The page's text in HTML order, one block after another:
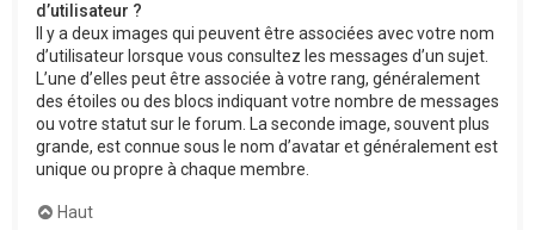
d’utilisateur ?
Il y a deux images qui peuvent être associées avec votre nom
d’utilisateur lorsque vous consultez les messages d’un sujet.
L’une d’elles peut être associée à votre rang, généralement
des étoiles ou des blocs indiquant votre nombre de messages
ou votre statut sur le forum. La seconde image, souvent plus
grande, est connue sous le nom d’avatar et généralement est
unique ou propre à chaque membre.
Haut